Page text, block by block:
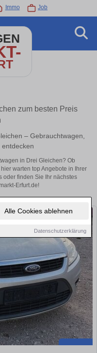
Alle Cookies ablehnen
Datenschutzerklärung
Immo Job
zum besten Preis
– Gebrauchtwagen,
entdecken
in Drei Gleichen? Ob
warten top Angebote in Ihrer
oder finden Sie Ihr nächstes
Erfurt.de!